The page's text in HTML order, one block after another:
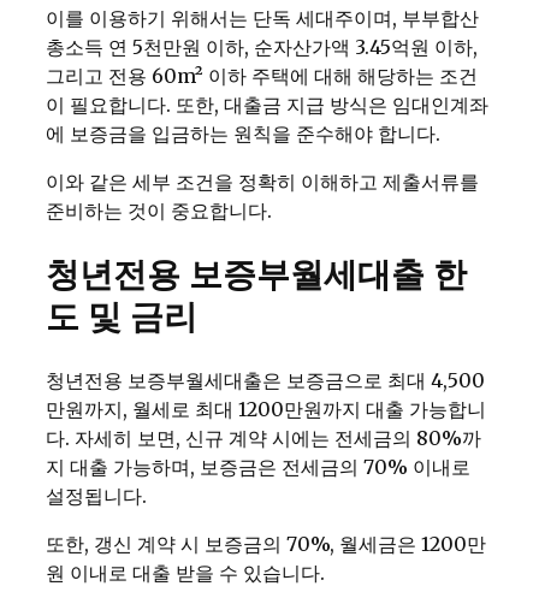
이를 이용하기 위해서는 단독 세대주이며, 부부합산
총소득 연 5천만원 이하, 순자산가액 3.45억원 이하,
그리고 전용 60m² 이하 주택에 대해 해당하는 조건
이 필요합니다. 또한, 대출금 지급 방식은 임대인계좌
에 보증금을 입금하는 원칙을 준수해야 합니다.
이와 같은 세부 조건을 정확히 이해하고 제출서류를
준비하는 것이 중요합니다.
청년전용 보증부월세대출 한
도 및 금리
청년전용 보증부월세대출은 보증금으로 최대 4,500
만원까지, 월세로 최대 1200만원까지 대출 가능합니
다. 자세히 보면, 신규 계약 시에는 전세금의 80%까
지 대출 가능하며, 보증금은 전세금의 70% 이내로
설정됩니다.
또한, 갱신 계약 시 보증금의 70%, 월세금은 1200만
원 이내로 대출 받을 수 있습니다.